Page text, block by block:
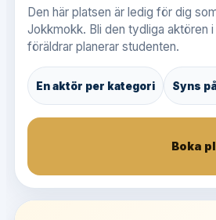
Den här platsen är ledig för dig
Jokkmokk. Bli den tydliga aktören
föräldrar planerar studenten.
En aktör per kategori Syns
Boka